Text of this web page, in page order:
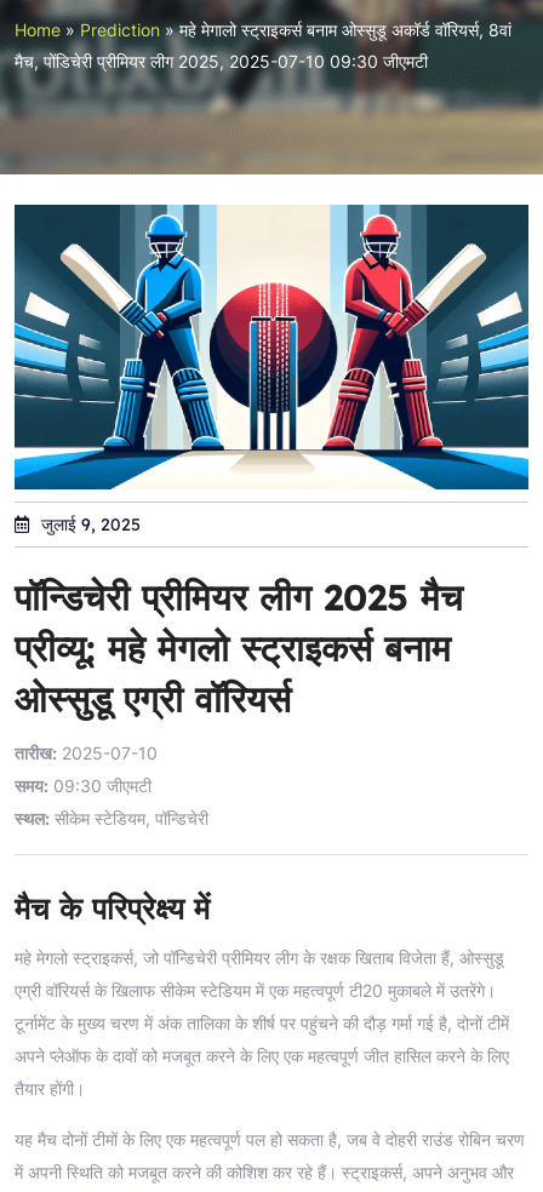
Home » Prediction»महे मेगालो स्ट्राइकर्स बनाम ओस्सुडू अकॉर्ड वॉरियर्स, 8वां
मैच, पोंडिचेरी प्रीमियर लीग 2025, 2025-07-10 09:30 जीएमटी
जुलाई 9, 2025
पॉन्डिचेरी प्रीमियर लीग 2025 मैच
प्रीव्यू: महे मेगलो स्ट्राइकर्स बनाम
ओस्सुडू एग्री वॉरियर्स
तारीख: 2025-07-10
समय: 09:30 जीएमटी
स्थल: सीकेम स्टेडियम, पॉन्डिचेरी
मैच के परिप्रेक्ष्य में
महे मेगलो स्ट्राइकर्स, जो पॉन्डिचेरी प्रीमियर लीग के रक्षक खिताब विजेता हैं, ओस्सुडू
एग्री वॉरियर्स के खिलाफ सीकेम स्टेडियम में एक महत्वपूर्ण टी20 मुकाबले में उतरेंगे।
टूर्नामेंट के मुख्य चरण में अंक तालिका के शीर्ष पर पहुंचने की दौड़ गर्मा गई है, दोनों टीमें
अपने प्लेऑफ के दावों को मजबूत करने के लिए एक महत्वपूर्ण जीत हासिल करने के लिए
तैयार होंगी।
यह मैच दोनों टीमों के लिए एक महत्वपूर्ण पल हो सकता है, जब वे दोहरी राउंड रोबिन चरण
में अपनी स्थिति को मजबूत करने की कोशिश कर रहे हैं। स्ट्राइकर्स, अपने अनुभव और